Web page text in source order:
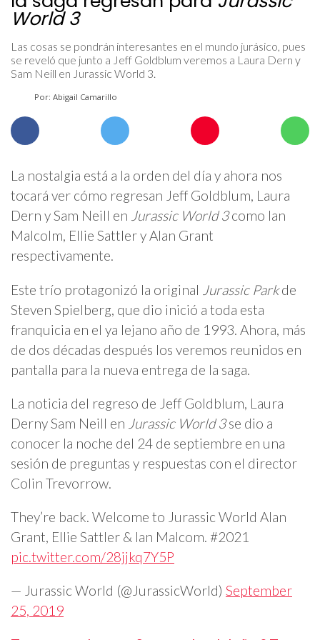
World 3
Las cosas se pondrán interesantes en el mundo jurásico, pues
se reveló que junto a Jeff Goldblum veremos a Laura Dern y
Sam Neill en Jurassic World 3.
Por: Abigail Camarillo
La nostalgia está a la orden del día y ahora nos
tocará ver cómo regresan Jeff Goldblum, Laura
Dern y Sam Neill en Jurassic World 3como Ian
Malcolm, Ellie Sattler y Alan Grant
respectivamente.
Este trío protagonizó la original Jurassic Parkde
Steven Spielberg, que dio inició a toda esta
franquicia en el ya lejano año de 1993. Ahora, más
de dos décadas después los veremos reunidos en
pantalla para la nueva entrega de la saga.
La noticia del regreso de Jeff Goldblum, Laura
Derny Sam Neill en Jurassic World 3se dio a
conocer la noche del 24 de septiembre en una
sesión de preguntas y respuestas con el director
Colin Trevorrow.
They’re back. Welcome to Jurassic World Alan
Grant, Ellie Sattler & Ian Malcom. #2021
pic.twitter.com/28jjkq7Y5P
— Jurassic World (@JurassicWorld) September
25, 2019